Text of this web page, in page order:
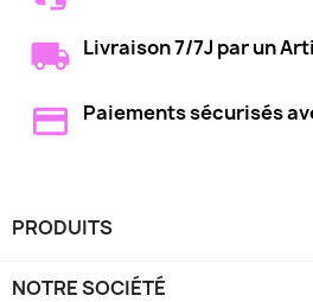
Livraison 7/7J par un
Paiements sécurisés
PRODUITS
NOTRE SOCIÉTÉ